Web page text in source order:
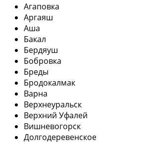
Агаповка
Аргаяш
Аша
Бакал
Бердяуш
Бобровка
Бреды
Бродокалмак
Варна
Верхнеуральск
Верхний Уфалей
Вишневогорск
Долгодеревенское